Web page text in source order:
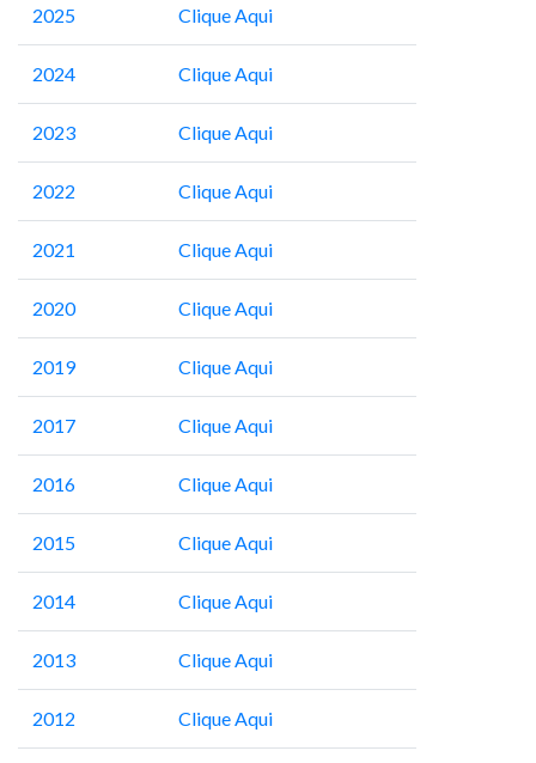
2025 Clique Aqui
2024 Clique Aqui
2023 Clique Aqui
2022 Clique Aqui
2021 Clique Aqui
2020 Clique Aqui
2019 Clique Aqui
2017 Clique Aqui
2016 Clique Aqui
2015 Clique Aqui
2014 Clique Aqui
2013 Clique Aqui
2012 Clique Aqui